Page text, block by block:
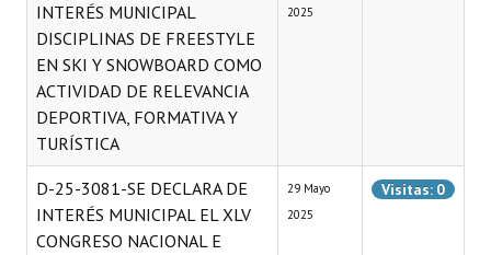
INTERÉS MUNICIPAL
DISCIPLINAS DE FREESTYLE
EN SKI Y SNOWBOARD COMO
ACTIVIDAD DE RELEVANCIA
DEPORTIVA, FORMATIVA Y
TURÍSTICA
2025
D-25-3081-SE DECLARA DE
INTERÉS MUNICIPAL EL XLV
CONGRESO NACIONAL E
29 Mayo
2025
Visitas: 0